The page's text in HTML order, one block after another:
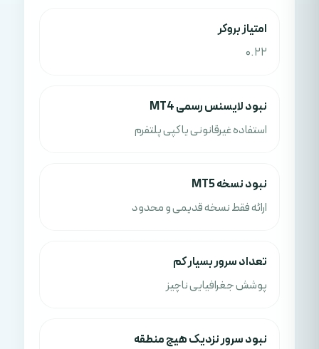
امتياز بروکر
0.22
نبود لایسنس رسمی MT4
استفاده غیرقانونی یا کپی پلتفرم
نبود نسخه MT5
ارائه فقط نسخه قدیمی و محدود
تعداد سرور بسیار کم
پوشش جغرافیایی ناچیز
نبود سرور نزدیک هیچ منطقه